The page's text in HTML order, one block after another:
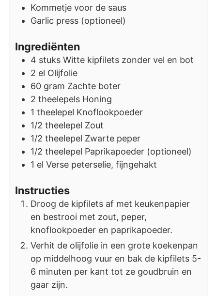
Kommetje voor de saus
Garlic press (optioneel)
Ingrediënten
4 stuks Witte kipfilets zonder vel en bot
2 el Olijfolie
60 gram Zachte boter
2 theelepels Honing
1 theelepel Knoflookpoeder
1/2 theelepel Zout
1/2 theelepel Zwarte peper
1/2 theelepel Paprikapoeder (optioneel)
1 el Verse peterselie, fijngehakt
Instructies
Droog de kipfilets af met keukenpapier
en bestrooi met zout, peper,
knoflookpoeder en paprikapoeder.
Verhit de olijfolie in een grote koekenpan
op middelhoog vuur en bak de kipfilets 5-
6 minuten per kant tot ze goudbruin en
gaar zijn.